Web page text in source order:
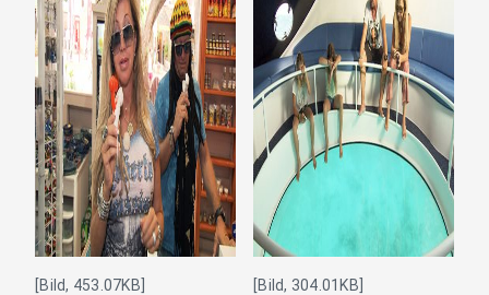
[Bild, 453.07KB] [Bild, 304.01KB]